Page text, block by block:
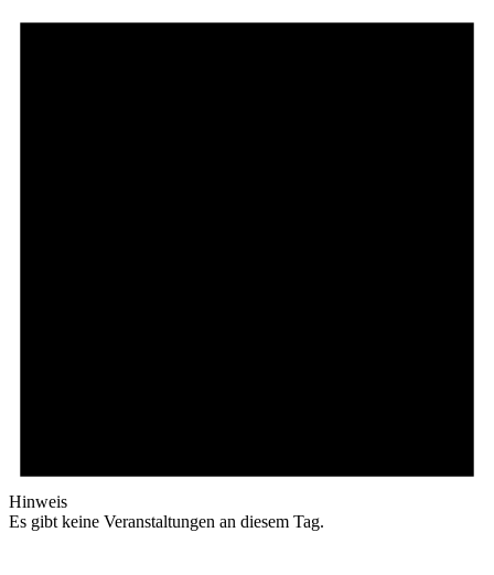
Hinweis
Es gibt keine Veranstaltungen an diesem Tag.